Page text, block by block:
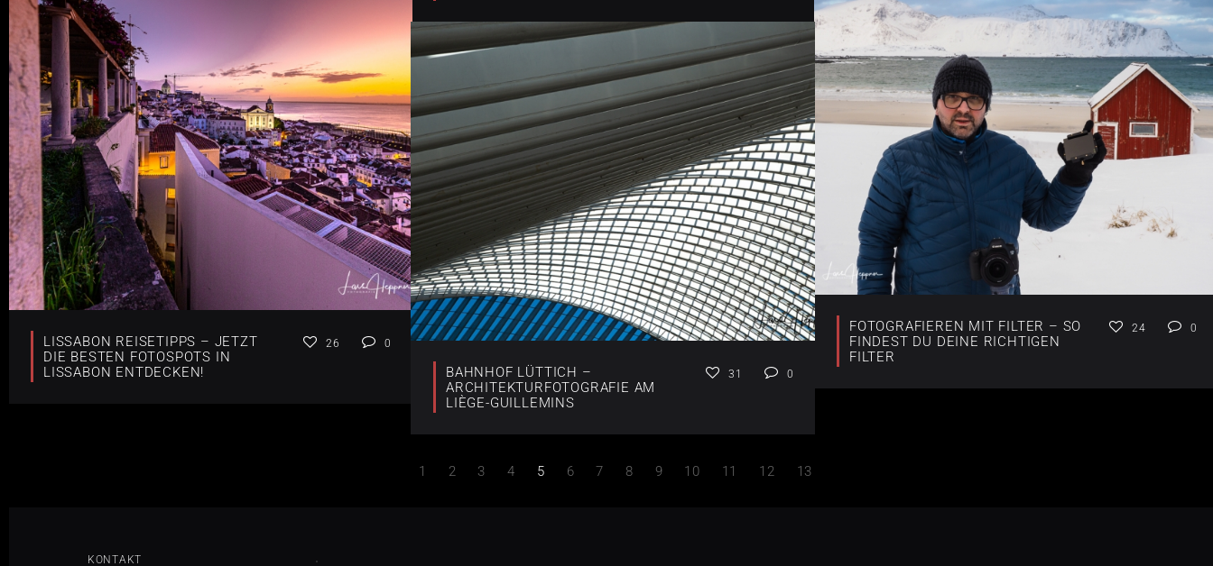
FOTOGRAFIEREN MIT FILTER – SO
FINDEST DU DEINE RICHTIGEN
FILTER
24 0
LISSABON REISETIPPS – JETZT
DIE BESTEN FOTOSPOTS IN
LISSABON ENTDECKEN!
26 0
BAHNHOF LÜTTICH –
ARCHITEKTURFOTOGRAFIE AM
LIÈGE-GUILLEMINS
31 0
1 2 3 4 5 6 7 8 9 10 11 12 13
KONTAKT